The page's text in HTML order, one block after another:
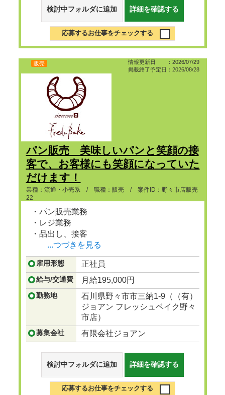
検討中フォルダに追加 詳細を確認する
応募するお仕事をチェックする
情報更新日 ：2026/07/29
掲載終了予定日：2026/08/28
販売
パン販売 美味しいパンと笑顔の接
客で、お客様にも笑顔になっていた
だけます！
業種：流通・小売系 / 職種：販売 / 案件ID：野々市店販売
22
・パン販売業務
・レジ業務
・品出し、接客
...つづきを見る
雇用形態 正社員
給与/交通費 月給195,000円
勤務地
石川県野々市市三納1-9（（有）
ジョアン フレッシュベイク野々
市店）
募集会社 有限会社ジョアン
検討中フォルダに追加 詳細を確認する
応募するお仕事をチェックする